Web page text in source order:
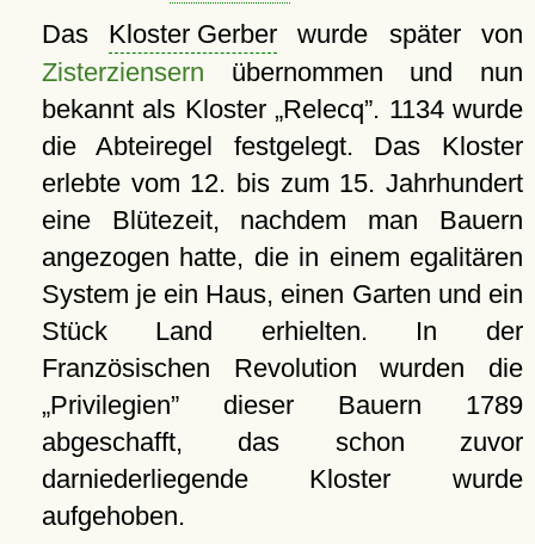
Das Kloster Gerber wurde später von
Zisterziensern übernommen und nun
bekannt als Kloster Relecq . 1134 wurde
die Abteiregel festgelegt. Das Kloster
erlebte vom 12. bis zum 15. Jahrhundert
eine Blütezeit, nachdem man Bauern
angezogen hatte, die in einem egalitären
System je ein Haus, einen Garten und ein
Stück Land erhielten. In der
Französischen Revolution wurden die
Privilegien dieser Bauern 1789
abgeschafft, das schon zuvor
darniederliegende Kloster wurde
aufgehoben.